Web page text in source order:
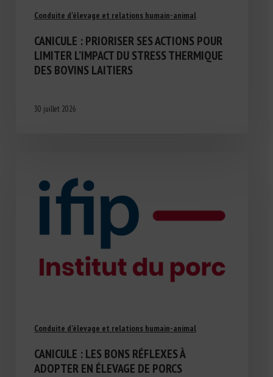
Conduite d'élevage et relations humain-animal
CANICULE : PRIORISER SES ACTIONS POUR
LIMITER L’IMPACT DU STRESS THERMIQUE
DES BOVINS LAITIERS
30 juillet 2026
Conduite d'élevage et relations humain-animal
CANICULE : LES BONS RÉFLEXES À
ADOPTER EN ÉLEVAGE DE PORCS